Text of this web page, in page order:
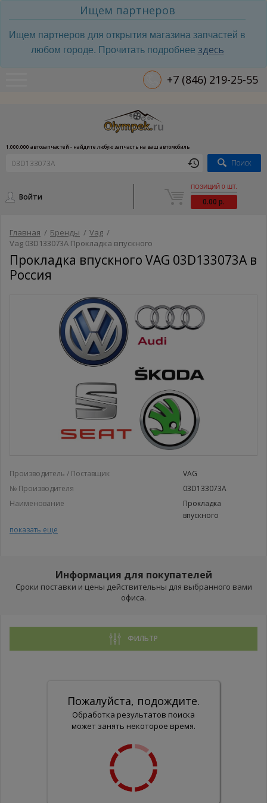
Ищем партнеров
Ищем партнеров для открытия магазина запчастей в
любом городе. Прочитать подробнее здесь
+7 (846) 219-25-55
1.000.000 автозапчастей - найдите любую запчасть на ваш автомобиль
Поиск
Войти
ПОЗИЦИЙ 0 ШТ.
0.00 р.
Главная / Бренды / Vag /
Vag 03D133073A Прокладка впускного
Прокладка впускного VAG 03D133073A в
Россия
Производитель / Поставщик
VAG
№ Производителя
03D133073A
Наименование
Прокладка
впускного
Прокладка впускного
показать еще
Информация для покупателей
Сроки поставки и цены действительны для выбранного вами
офиса.
ФИЛЬТР
Пожалуйста, подождите.
Обработка результатов поиска
может занять некоторое время.